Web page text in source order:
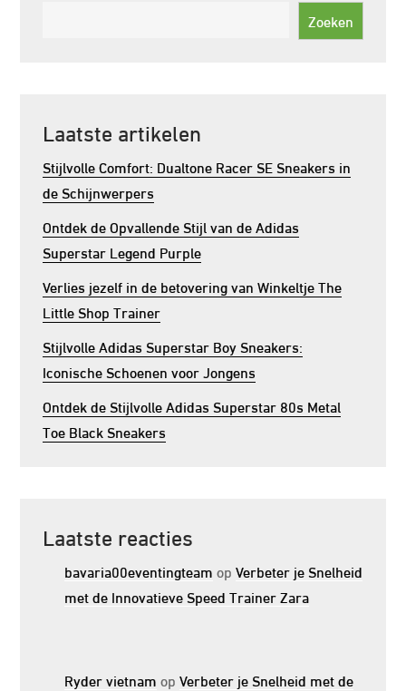
Zoeken
Laatste artikelen
Stijlvolle Comfort: Dualtone Racer SE Sneakers in
de Schijnwerpers
Ontdek de Opvallende Stijl van de Adidas
Superstar Legend Purple
Verlies jezelf in de betovering van Winkeltje The
Little Shop Trainer
Stijlvolle Adidas Superstar Boy Sneakers:
Iconische Schoenen voor Jongens
Ontdek de Stijlvolle Adidas Superstar 80s Metal
Toe Black Sneakers
Laatste reacties
bavaria00eventingteam opVerbeter je Snelheid
met de Innovatieve Speed Trainer Zara
Ryder vietnam opVerbeter je Snelheid met de